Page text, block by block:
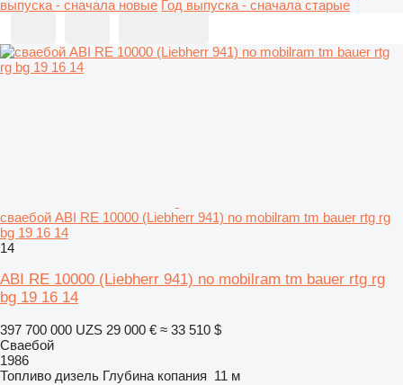
выпуска - сначала новые Год выпуска - сначала старые
сваебой ABI RE 10000 (Liebherr 941) no mobilram tm bauer rtg rg
bg 19 16 14
14
ABI RE 10000 (Liebherr 941) no mobilram tm bauer rtg rg
bg 19 16 14
397 700 000 UZS 29 000 € ≈ 33 510 $
Сваебой
1986
Топливо дизель Глубина копания 11 м